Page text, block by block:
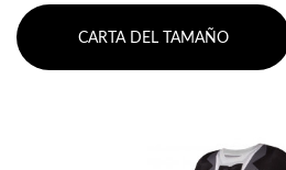
CARTA DEL TAMAÑO